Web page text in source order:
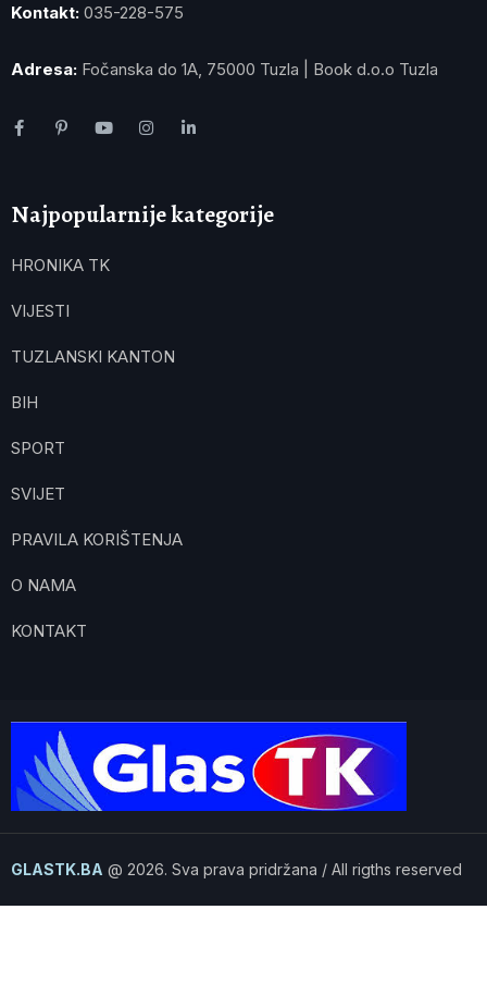
Kontakt: 035-228-575
Adresa: Fočanska do 1A, 75000 Tuzla | Book d.o.o Tuzla
Najpopularnije kategorije
HRONIKA TK
VIJESTI
TUZLANSKI KANTON
BIH
SPORT
SVIJET
PRAVILA KORIŠTENJA
O NAMA
KONTAKT
GLASTK.BA @ 2026. Sva prava pridržana / All rigths reserved